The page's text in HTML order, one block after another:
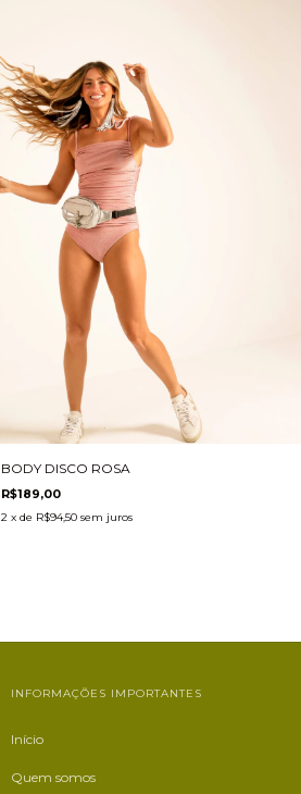
BODY DISCO ROSA
R$189,00
2 x de R$94,50 sem juros
INFORMAÇÕES IMPORTANTES
Início
Quem somos